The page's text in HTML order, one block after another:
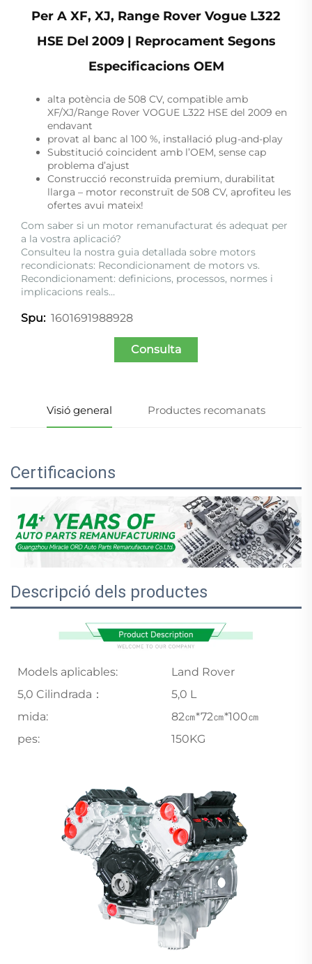
Per A XF, XJ, Range Rover Vogue L322
HSE Del 2009 | Reprocament Segons
Especificacions OEM
alta potència de 508 CV, compatible amb
XF/XJ/Range Rover VOGUE L322 HSE del 2009 en
endavant
provat al banc al 100 %, instal·lació plug-and-play
Substitució coincident amb l’OEM, sense cap
problema d’ajust
Construcció reconstruïda premium, durabilitat
llarga – motor reconstruït de 508 CV, aprofiteu les
ofertes avui mateix!
Com saber si un motor remanufacturat és adequat per
a la vostra aplicació?
Consulteu la nostra guia detallada sobre motors
recondicionats: Recondicionament de motors vs.
Recondicionament: definicions, processos, normes i
implicacions reals…
Spu: 1601691988928
Consulta
Visió general Productes recomanats
Certificacions
Descripció dels productes
Models aplicables:
Land Rover
5,0 Cilindrada：
5,0 L
mida:
82㎝*72㎝*100㎝
pes:
150KG